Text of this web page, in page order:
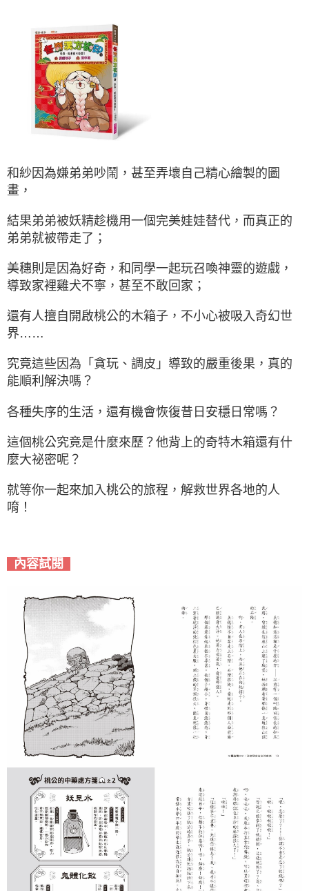
和紗因為嫌弟弟吵鬧，甚至弄壞自己精心繪製的圖
畫，
結果弟弟被妖精趁機用一個完美娃娃替代，而真正的
弟弟就被帶走了；
美穗則是因為好奇，和同學一起玩召喚神靈的遊戲，
導致家裡雞犬不寧，甚至不敢回家；
還有人擅自開啟桃公的木箱子，不小心被吸入奇幻世
界……
究竟這些因為「貪玩、調皮」導致的嚴重後果，真的
能順利解決嗎？
各種失序的生活，還有機會恢復昔日安穩日常嗎？
這個桃公究竟是什麼來歷？他背上的奇特木箱還有什
麼大祕密呢？
就等你一起來加入桃公的旅程，解救世界各地的人
唷！
內容試閱